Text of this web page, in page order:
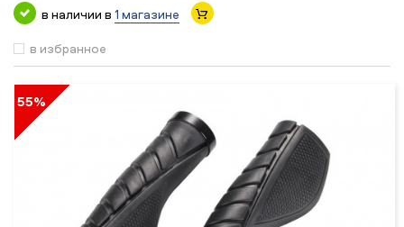
в наличии в 1 магазине
в избранное
55%